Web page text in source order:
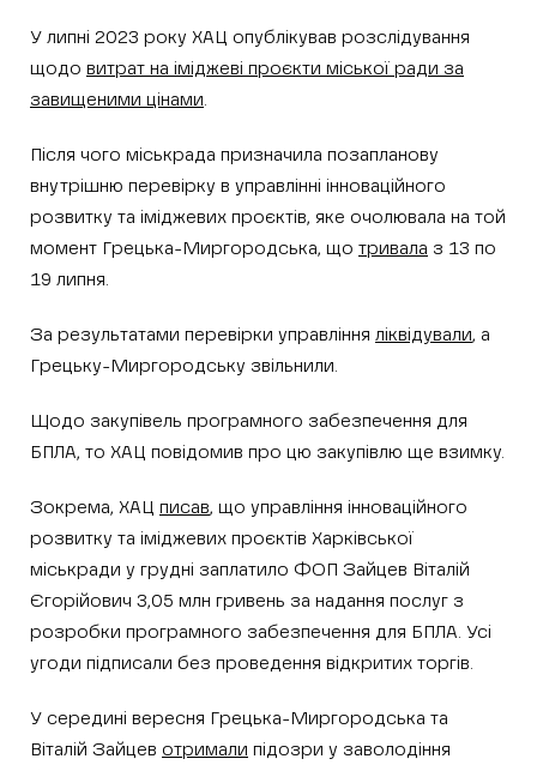
У липні 2023 року ХАЦ опублікував розслідування
щодо витрат на іміджеві проєкти міської ради за
завищеними цінами.
Після чого міськрада призначила позапланову
внутрішню перевірку в управлінні інноваційного
розвитку та іміджевих проєктів, яке очолювала на той
момент Грецька-Миргородська, що тривала з 13 по
19 липня.
За результатами перевірки управління ліквідували, а
Грецьку-Миргородську звільнили.
Щодо закупівель програмного забезпечення для
БПЛА, то ХАЦ повідомив про цю закупівлю ще взимку.
Зокрема, ХАЦ писав, що управління інноваційного
розвитку та іміджевих проєктів Харківської
міськради у грудні заплатило ФОП Зайцев Віталій
Єгорійович 3,05 млн гривень за надання послуг з
розробки програмного забезпечення для БПЛА. Усі
угоди підписали без проведення відкритих торгів.
У середині вересня Грецька-Миргородська та
Віталій Зайцев отримали підозри у заволодіння